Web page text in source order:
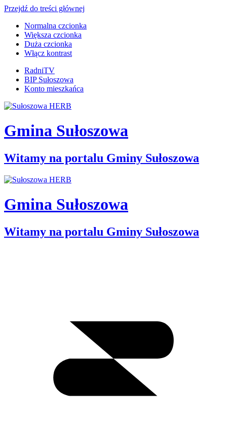
Przejdź do treści głównej
Normalna czcionka
Większa czcionka
Duża czcionka
Włącz kontrast
RadniTV
BIP Sułoszowa
Konto mieszkańca
Gmina Sułoszowa
Witamy na portalu Gminy Sułoszowa
Gmina Sułoszowa
Witamy na portalu Gminy Sułoszowa